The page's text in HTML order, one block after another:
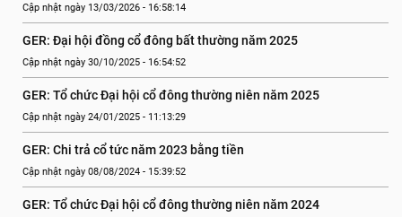
Cập nhật ngày 13/03/2026 - 16:58:14
GER: Đại hội đồng cổ đông bất thường năm 2025
Cập nhật ngày 30/10/2025 - 16:54:52
GER: Tổ chức Đại hội cổ đông thường niên năm 2025
Cập nhật ngày 24/01/2025 - 11:13:29
GER: Chi trả cổ tức năm 2023 bằng tiền
Cập nhật ngày 08/08/2024 - 15:39:52
GER: Tổ chức Đại hội cổ đông thường niên năm 2024